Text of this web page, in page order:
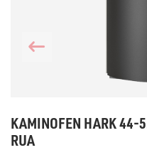
KAMINOFEN HARK 44-
RUA